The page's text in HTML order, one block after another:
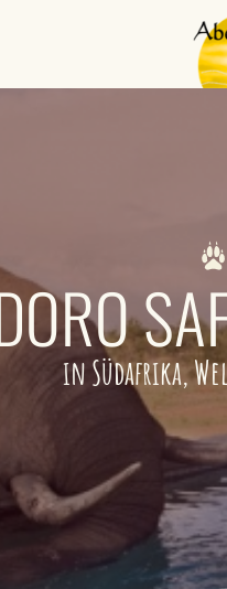
in Südafrika,